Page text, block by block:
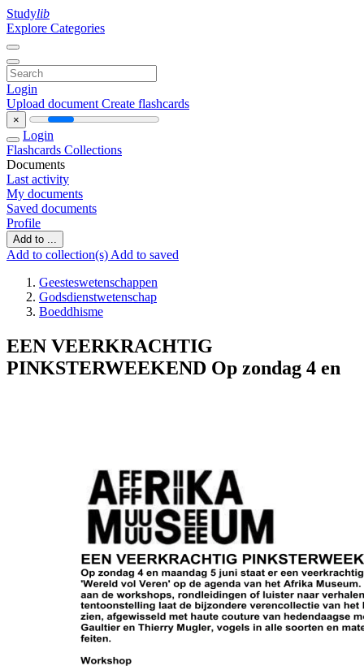
Studylib
Explore Categories
Login
Upload document Create flashcards
×
Login
Flashcards Collections
Documents
Last activity
My documents
Saved documents
Profile
Add to ...
Add to collection(s) Add to saved
Geesteswetenschappen
Godsdienstwetenschap
Boeddhisme
EEN VEERKRACHTIG
PINKSTERWEEKEND Op zondag 4 en